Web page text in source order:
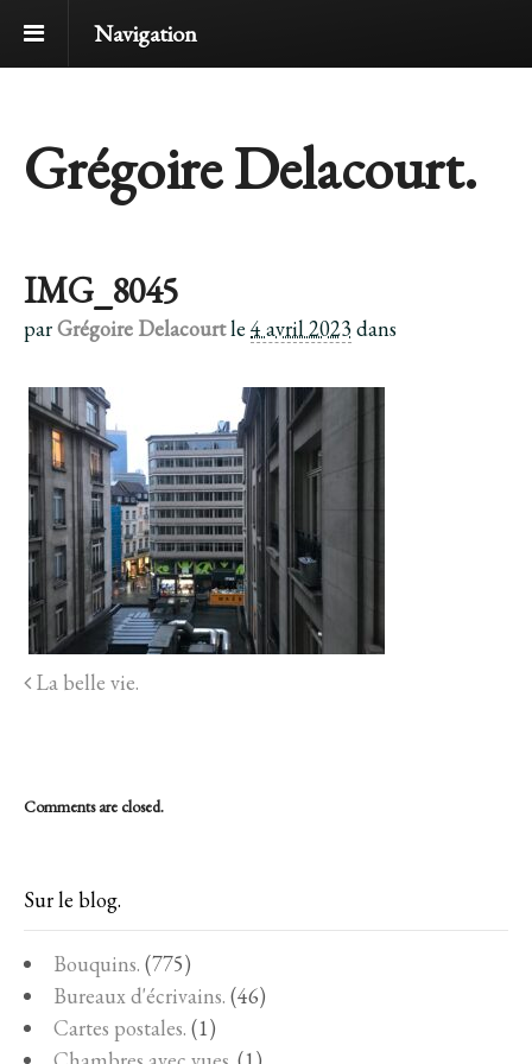
Navigation
Grégoire Delacourt.
IMG_8045
parGrégoire Delacourtle 4 avril 2023dans
La belle vie.
Comments are closed.
Sur le blog.
Bouquins. (775)
Bureaux d'écrivains. (46)
Cartes postales. (1)